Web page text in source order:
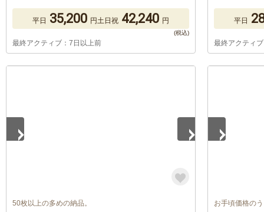
平日 35,200 円土日祝 42,240 円
最終アクティブ：7日以上前
平日
最終アクティ
50枚以上の多めの納品。 お手頃価格の